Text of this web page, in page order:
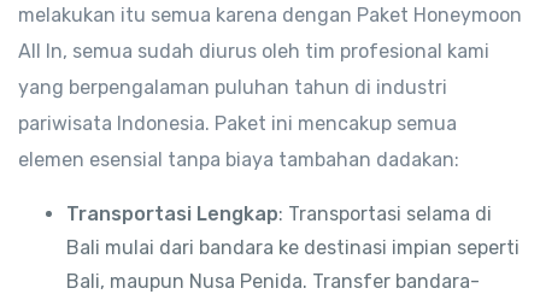
melakukan itu semua karena dengan Paket Honeymoon
All In, semua sudah diurus oleh tim profesional kami
yang berpengalaman puluhan tahun di industri
pariwisata Indonesia. Paket ini mencakup semua
elemen esensial tanpa biaya tambahan dadakan:
Transportasi Lengkap: Transportasi selama di
Bali mulai dari bandara ke destinasi impian seperti
Bali, maupun Nusa Penida. Transfer bandara-